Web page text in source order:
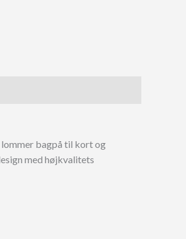
bagpå til kort og
med højkvalitets